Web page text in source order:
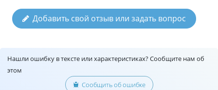
Добавить свой отзыв или задать вопрос
Нашли ошибку в тексте или характеристиках? Сообщите нам об
этом
Сообщить об ошибке